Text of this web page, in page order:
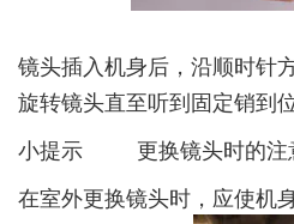
镜头插入机身后，沿顺时针
旋转镜头直至听到固定销到
小提示 更换镜头时的注
在室外更换镜头时，应使机